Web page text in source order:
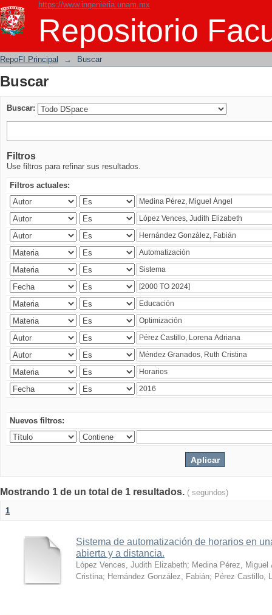
https://www.ingenieria.unam.mx
Repositorio
Buscar
RepoFI Principal → Buscar
Buscar
Buscar:
Filtros
Use filtros para refinar sus resultados.
Filtros actuales:
Nuevos filtros:
Mostrando 1 de un total de 1 resultados. ( segundos)
1
Sistema de automatización de horarios en
abierta y a distancia.
López Vences, Judith Elizabeth; Medina Pérez, Miguel
Cristina; Hernández González, Fabián; Pérez Castillo,